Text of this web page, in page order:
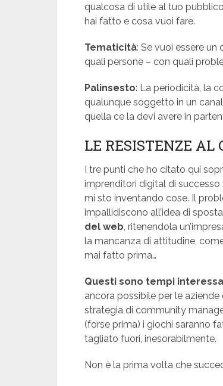
qualcosa di utile al tuo
hai fatto e cosa vuoi fare.
Tematicità: Se vuoi essere
quali persone – con quali
Palinsesto: La periodicità, la
qualunque soggetto in un
quella ce la devi avere in
LE RESISTENZE
I tre punti che ho citato qui
imprenditori digital di
mi sto inventando cose. Il
impallidiscono all’idea di
del web , ritenendola
la mancanza di attitudine,
mai fatto prima…
Questi sono tempi
ancora possibile per le
strategia di community
(forse prima) i giochi saranno
tagliato fuori, inesorabilmente.
Non è la prima volta che